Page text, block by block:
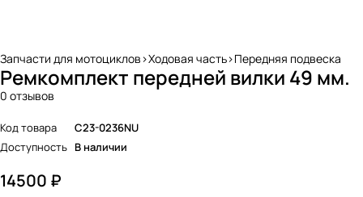
Запчасти для мотоциклов>Ходовая часть>Передняя подвеска
Ремкомплект передней вилки 49 мм.
0 отзывов
Код товара
C23-0236NU
Доступность В наличии
14500 ₽